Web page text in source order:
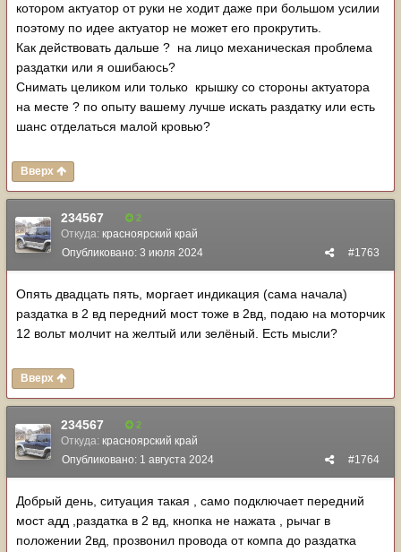
котором актуатор от руки не ходит даже при большом усилии
поэтому по идее актуатор не может его прокрутить.
Как действовать дальше ? на лицо механическая проблема
раздатки или я ошибаюсь?
Снимать целиком или только крышку со стороны актуатора
на месте ? по опыту вашему лучше искать раздатку или есть
шанс отделаться малой кровью?
Вверх
234567 2
Откуда: красноярский край
#1763
Опубликовано: 3 июля 2024
Опять двадцать пять, моргает индикация (сама начала)
раздатка в 2 вд передний мост тоже в 2вд, подаю на моторчик
12 вольт молчит на желтый или зелёный. Есть мысли?
Вверх
234567 2
Откуда: красноярский край
#1764
Опубликовано: 1 августа 2024
Добрый день, ситуация такая , само подключает передний
мост адд ,раздатка в 2 вд, кнопка не нажата , рычаг в
положении 2вд, прозвонил провода от компа до раздатка